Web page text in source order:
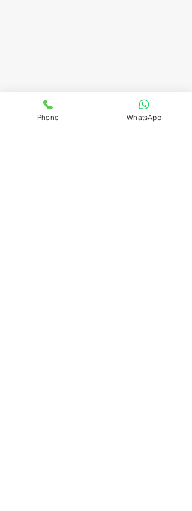
Phone WhatsApp